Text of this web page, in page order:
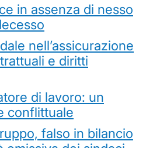
in assenza di nesso
nell’assicurazione
e diritti
di lavoro: un
conflittuale
falso in bilancio